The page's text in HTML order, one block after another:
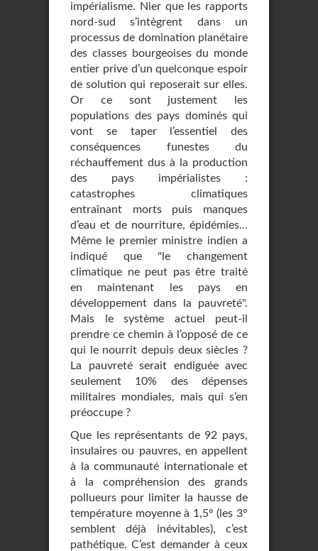
impérialisme. Nier que les rapports
nord-sud s’intègrent dans un
processus de domination planétaire
des classes bourgeoises du monde
entier prive d’un quelconque espoir
de solution qui reposerait sur elles.
Or ce sont justement les
populations des pays dominés qui
vont se taper l’essentiel des
conséquences funestes du
réchauffement dus à la production
des pays impérialistes :
catastrophes climatiques
entraînant morts puis manques
d’eau et de nourriture, épidémies...
Même le premier ministre indien a
indiqué que "le changement
climatique ne peut pas être traité
en maintenant les pays en
développement dans la pauvreté".
Mais le système actuel peut-il
prendre ce chemin à l’opposé de ce
qui le nourrit depuis deux siècles ?
La pauvreté serait endiguée avec
seulement 10% des dépenses
militaires mondiales, mais qui s’en
préoccupe ?
Que les représentants de 92 pays,
insulaires ou pauvres, en appellent
à la communauté internationale et
à la compréhension des grands
pollueurs pour limiter la hausse de
température moyenne à 1,5° (les 3°
semblent déjà inévitables), c’est
pathétique. C’est demander à ceux